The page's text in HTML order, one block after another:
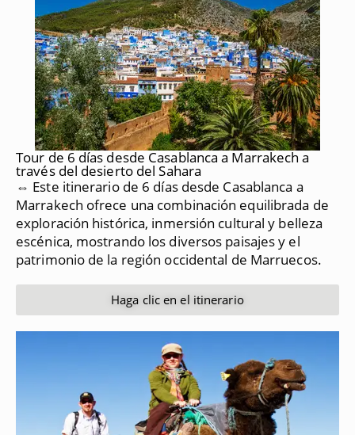
Tour de 6 días desde Casablanca a Marrakech a
través del desierto del Sahara
⇔ Este itinerario de 6 días desde Casablanca a
Marrakech ofrece una combinación equilibrada de
exploración histórica, inmersión cultural y belleza
escénica, mostrando los diversos paisajes y el
patrimonio de la región occidental de Marruecos.
Haga clic en el itinerario